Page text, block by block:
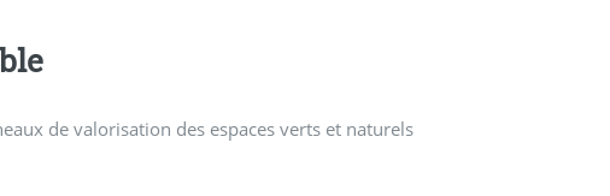
de valorisation des espaces verts et naturels